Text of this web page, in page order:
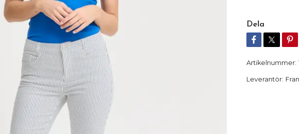
Dela
Artikelnummer:
Leverantör: